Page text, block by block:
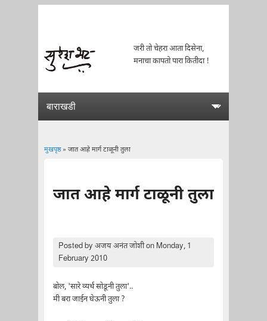
जरी तो चेहरा आता दिसेना,
मनाचा कापतो पारा कितीदा !
मुखपृष्ठ» जात आहे मार्ग टाळूनी तुला
जात आहे मार्ग टाळूनी तुला
Posted byअजय अनंत जोशीon Monday, 1
February 2010
बोल, 'सारे व्यर्थ सोडूनी तुला'..
मी बरा जाईन घेऊनी तुला ?